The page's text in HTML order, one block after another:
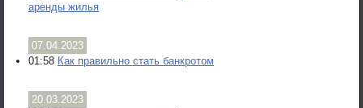
аренды жилья
07.04.2023
01:58 Как правильно стать банкротом
20.03.2023